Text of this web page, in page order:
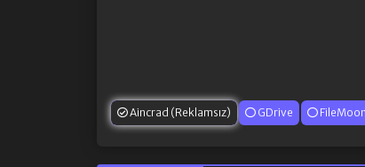
Aincrad (Reklamsız) GDrive FileMoon